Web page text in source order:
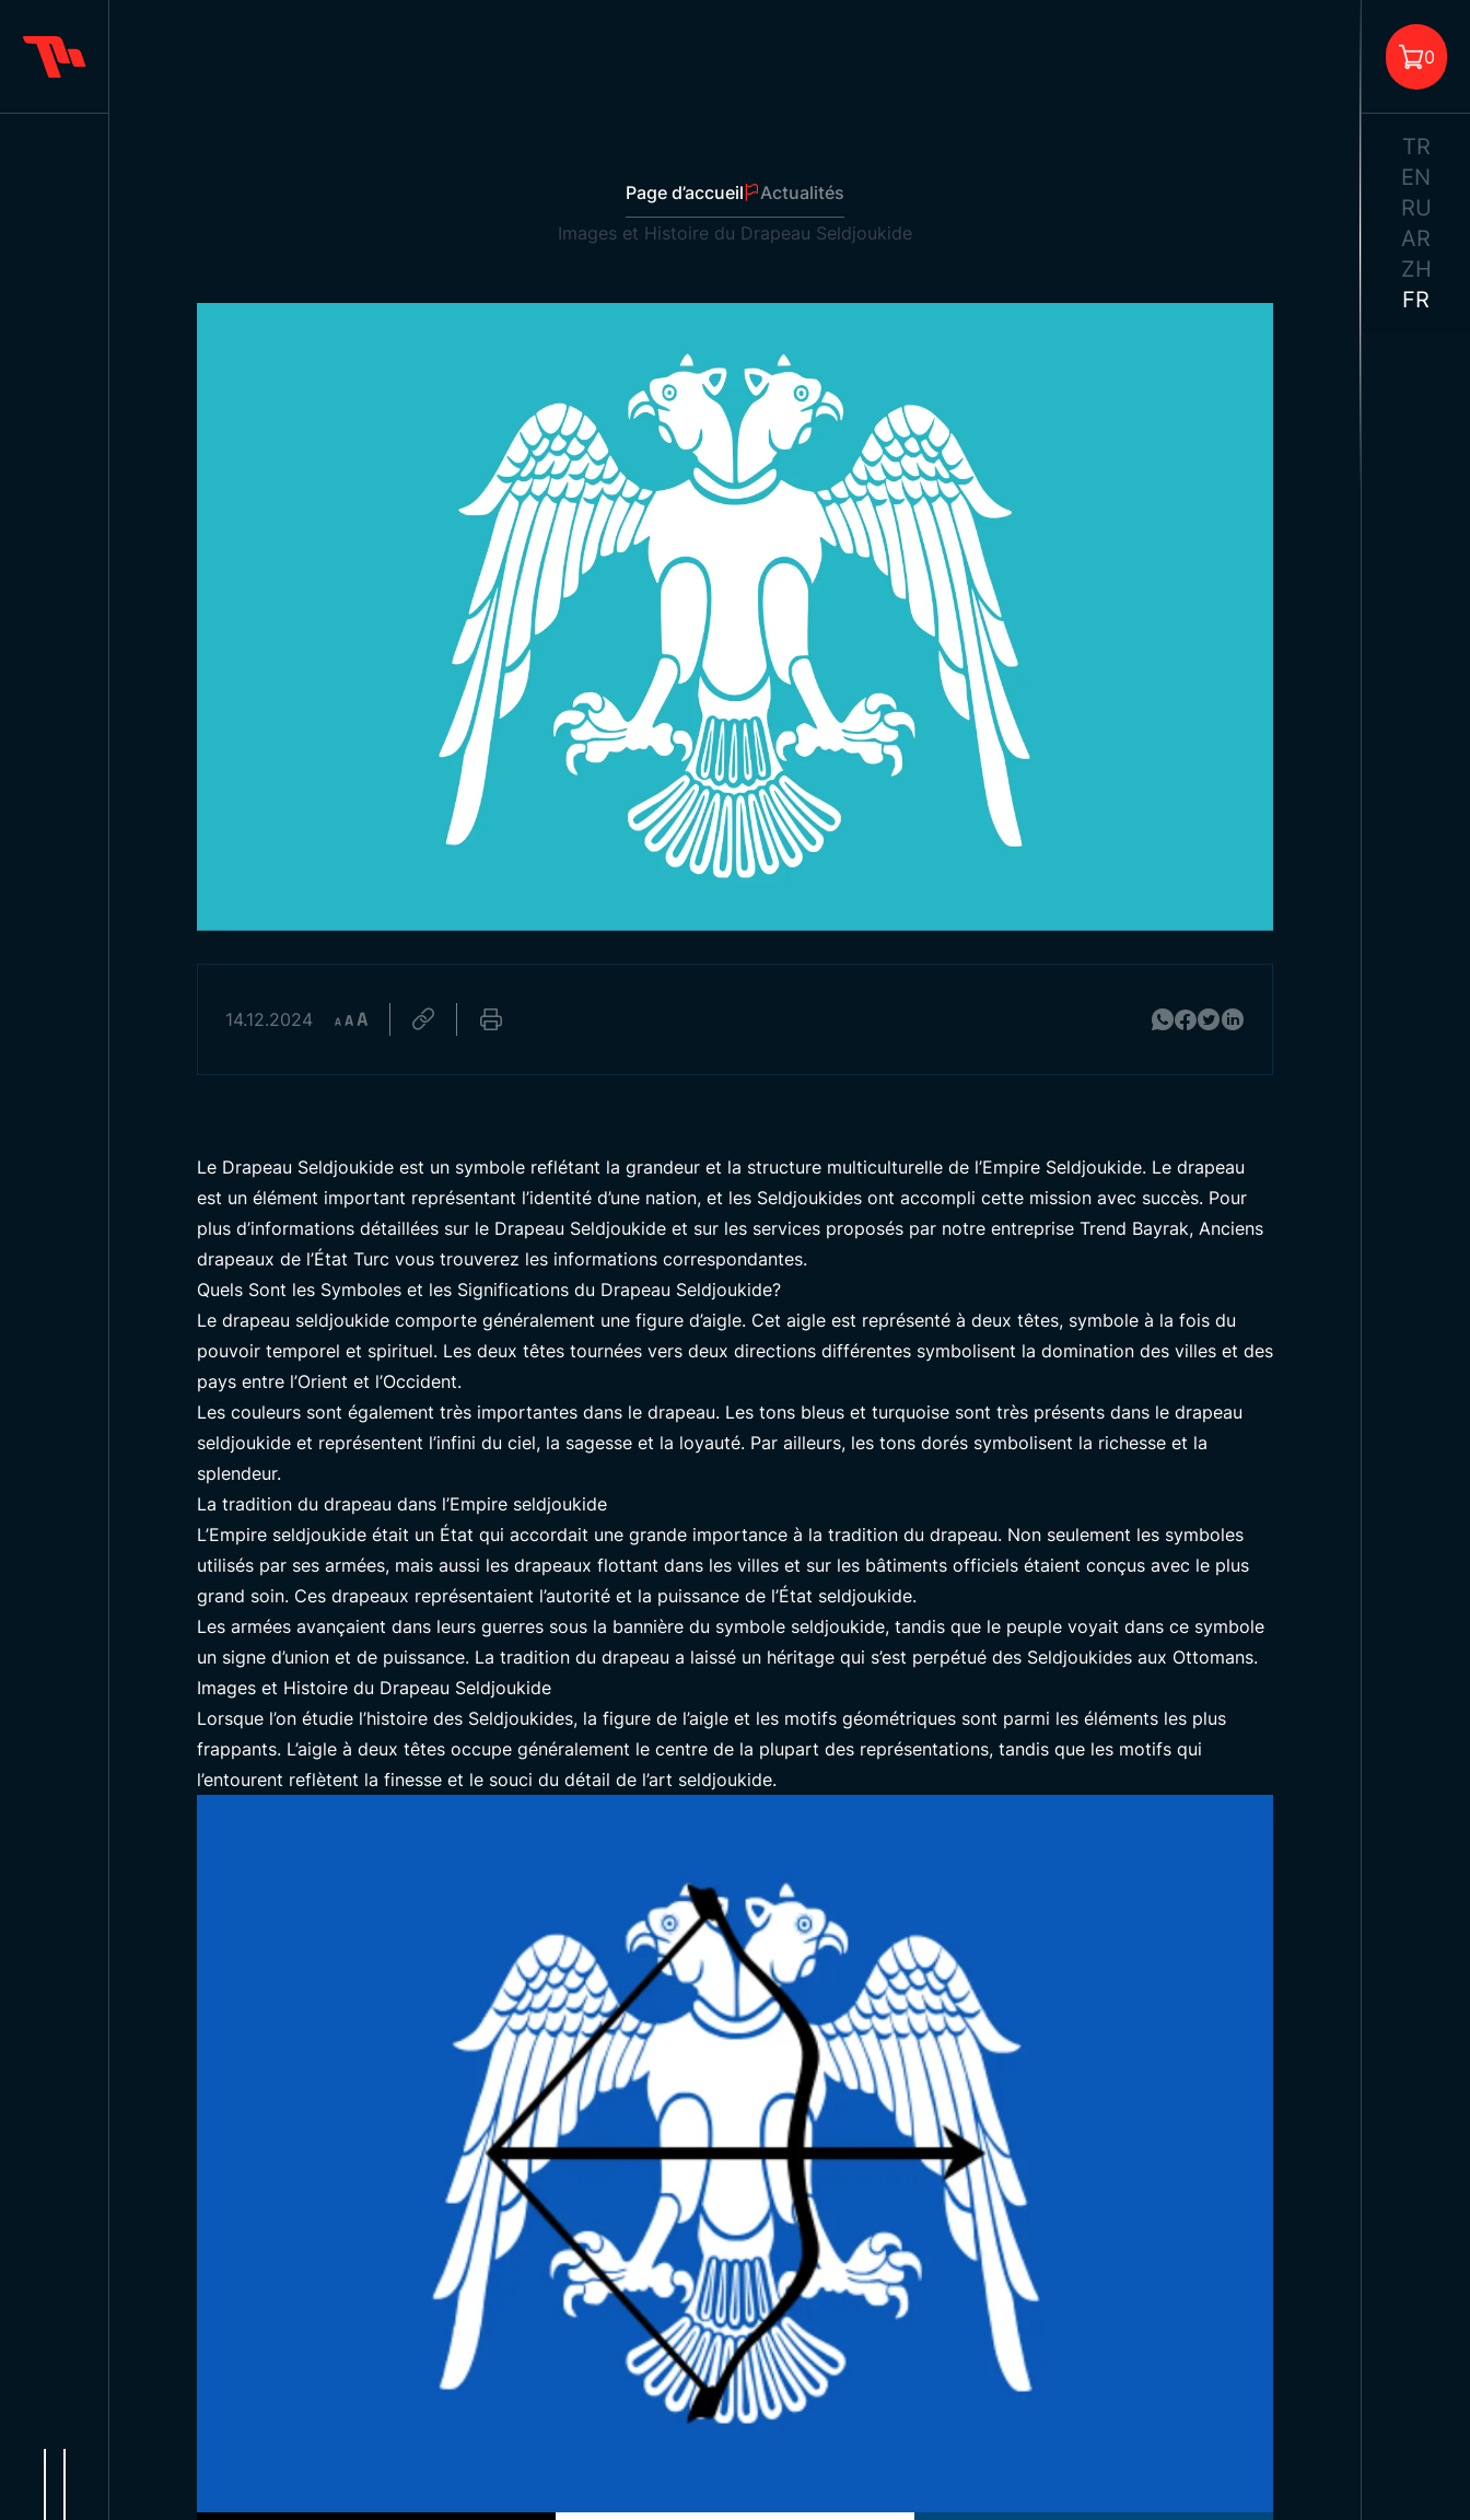
Images et Histoire du
Drapeau Seldjoukide
Drapeaux de Voile
Rollup
Drapeaux à Bâton
Drapeaux de Décoration de Place
Fanions Scolaires
Affiches d’Atatürk
Drapeaux Turcs
Drapeaux Nationaux
Anciens États Turcs
Mâts de Drapeaux
Fanions Maritimes
Drapeaux en Papier
Voir Tous les Produits
0
TR
EN
RU
AR
ZH
FR
Page d’accueil
Actualités
Images et Histoire du Drapeau Seldjoukide
14.12.2024
Le Drapeau Seldjoukide est un symbole reflétant la grandeur et la structure multiculturelle de l’Empire Seldjoukide. Le drapeau
est un élément important représentant l’identité d’une nation, et les Seldjoukides ont accompli cette mission avec succès. Pour
plus d’informations détaillées sur le Drapeau Seldjoukide et sur les services proposés par notre entreprise Trend Bayrak, Anciens
drapeaux de l’État Turc vous trouverez les informations correspondantes.
Quels Sont les Symboles et les Significations du Drapeau Seldjoukide?
Le drapeau seldjoukide comporte généralement une figure d’aigle. Cet aigle est représenté à deux têtes, symbole à la fois du
pouvoir temporel et spirituel. Les deux têtes tournées vers deux directions différentes symbolisent la domination des villes et des
pays entre l’Orient et l’Occident.
Les couleurs sont également très importantes dans le drapeau. Les tons bleus et turquoise sont très présents dans le drapeau
seldjoukide et représentent l’infini du ciel, la sagesse et la loyauté. Par ailleurs, les tons dorés symbolisent la richesse et la
splendeur.
La tradition du drapeau dans l’Empire seldjoukide
L’Empire seldjoukide était un État qui accordait une grande importance à la tradition du drapeau. Non seulement les symboles
utilisés par ses armées, mais aussi les drapeaux flottant dans les villes et sur les bâtiments officiels étaient conçus avec le plus
grand soin. Ces drapeaux représentaient l’autorité et la puissance de l’État seldjoukide.
Les armées avançaient dans leurs guerres sous la bannière du symbole seldjoukide, tandis que le peuple voyait dans ce symbole
un signe d’union et de puissance. La tradition du drapeau a laissé un héritage qui s’est perpétué des Seldjoukides aux Ottomans.
Images et Histoire du Drapeau Seldjoukide
Lorsque l’on étudie l’histoire des Seldjoukides, la figure de l’aigle et les motifs géométriques sont parmi les éléments les plus
frappants. L’aigle à deux têtes occupe généralement le centre de la plupart des représentations, tandis que les motifs qui
l’entourent reflètent la finesse et le souci du détail de l’art seldjoukide.
Découvrez nos Produits